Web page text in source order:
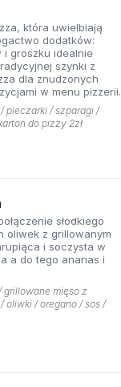
która uwielbiają
dodatków:
groszku idealnie
szynki z
dla znudzonych
w menu pizzerii.
pieczarki / szparagi /
do pizzy 2zł
słodkiego
oliwek z grillowanym
a do tego ananas i
grillowane mięso z
oliwki / oregano / sos /